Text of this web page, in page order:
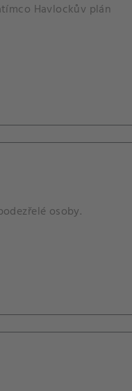
Havlockův plán
osoby.